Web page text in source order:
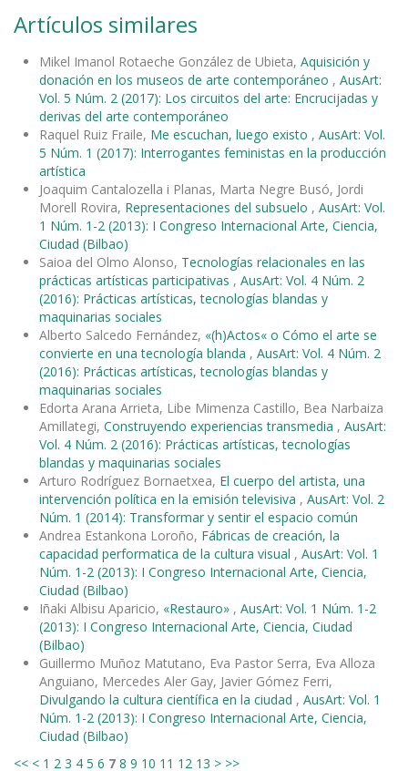
Artículos similares
Mikel Imanol Rotaeche González de Ubieta, Aquisición y
donación en los museos de arte contemporáneo , AusArt:
Vol. 5 Núm. 2 (2017): Los circuitos del arte: Encrucijadas y
derivas del arte contemporáneo
Raquel Ruiz Fraile, Me escuchan, luego existo , AusArt: Vol.
5 Núm. 1 (2017): Interrogantes feministas en la producción
artística
Joaquim Cantalozella i Planas, Marta Negre Busó, Jordi
Morell Rovira, Representaciones del subsuelo , AusArt: Vol.
1 Núm. 1-2 (2013): I Congreso Internacional Arte, Ciencia,
Ciudad (Bilbao)
Saioa del Olmo Alonso, Tecnologías relacionales en las
prácticas artísticas participativas , AusArt: Vol. 4 Núm. 2
(2016): Prácticas artísticas, tecnologías blandas y
maquinarias sociales
Alberto Salcedo Fernández, «(h)Actos« o Cómo el arte se
convierte en una tecnología blanda , AusArt: Vol. 4 Núm. 2
(2016): Prácticas artísticas, tecnologías blandas y
maquinarias sociales
Edorta Arana Arrieta, Libe Mimenza Castillo, Bea Narbaiza
Amillategi, Construyendo experiencias transmedia , AusArt:
Vol. 4 Núm. 2 (2016): Prácticas artísticas, tecnologías
blandas y maquinarias sociales
Arturo Rodríguez Bornaetxea, El cuerpo del artista, una
intervención política en la emisión televisiva , AusArt: Vol. 2
Núm. 1 (2014): Transformar y sentir el espacio común
Andrea Estankona Loroño, Fábricas de creación, la
capacidad performatica de la cultura visual , AusArt: Vol. 1
Núm. 1-2 (2013): I Congreso Internacional Arte, Ciencia,
Ciudad (Bilbao)
Iñaki Albisu Aparicio, «Restauro» , AusArt: Vol. 1 Núm. 1-2
(2013): I Congreso Internacional Arte, Ciencia, Ciudad
(Bilbao)
Guillermo Muñoz Matutano, Eva Pastor Serra, Eva Alloza
Anguiano, Mercedes Aler Gay, Javier Gómez Ferri,
Divulgando la cultura científica en la ciudad , AusArt: Vol. 1
Núm. 1-2 (2013): I Congreso Internacional Arte, Ciencia,
Ciudad (Bilbao)
<< < 1 2 3 4 5 6 7 8 9 10 11 12 13 > >>